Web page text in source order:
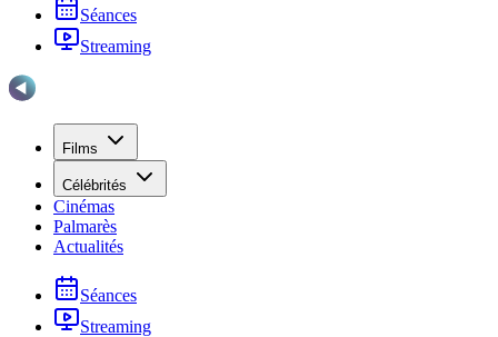
Séances
Streaming
Films
Célébrités
Cinémas
Palmarès
Actualités
Séances
Streaming